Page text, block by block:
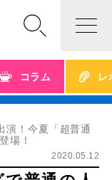
コラム レ
演！今夏「超普通
場！
2020.05.12